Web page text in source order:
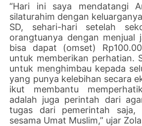
“Hari ini saya mendatangi
silaturahim dengan
SD, sehari-hari setelah
orangtuanya dengan menjual
bisa dapat (omset)
untuk memberikan perhatian.
untuk menghimbau kepada
yang punya kelebihan secara
ikut membantu
adalah juga perintah dari
tugas dari pemerintah
sesama Umat Muslim,” ujar